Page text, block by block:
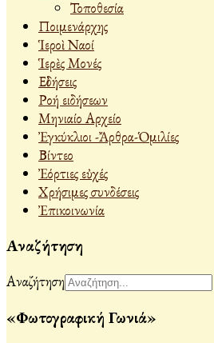
Τοποθεσία
Ποιμενάρχης
Ἱεροὶ Ναοί
Ἱερὲς Μονές
Εἰδήσεις
Ροή ειδήσεων
Μηνιαίο Αρχείο
Ἐγκύκλιοι -Ἄρθρα-Ὁμιλίες
Βίντεο
Ἐόρτιες εὐχές
Χρήσιμες συνδέσεις
Ἐπικοινωνία
Αναζήτηση
Αναζήτηση
«Φωτογραφική Γωνιά»